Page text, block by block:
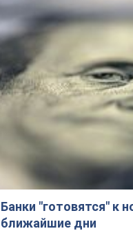
Банки "готовятся" к
ближайшие дни